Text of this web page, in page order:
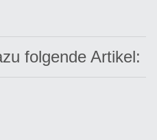
folgende Artikel: